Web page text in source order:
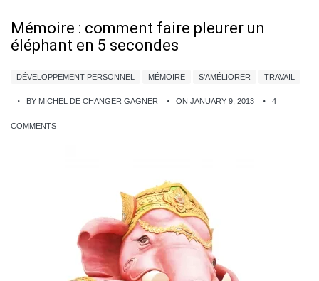
Mémoire : comment faire pleurer un
éléphant en 5 secondes
DÉVELOPPEMENT PERSONNEL MÉMOIRE S'AMÉLIORER TRAVAIL
BY MICHEL DE CHANGER GAGNER ON JANUARY 9, 2013 4
COMMENTS